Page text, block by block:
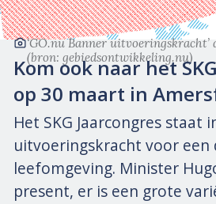
‘GO.nu Banner uitvoeringskracht’
(bron: gebiedsontwikkeling.nu)
Kom ook naar het
op 30 maart in
Het SKG Jaarcongres staat
uitvoeringskracht voor een
leefomgeving. Minister
present, er is een grote